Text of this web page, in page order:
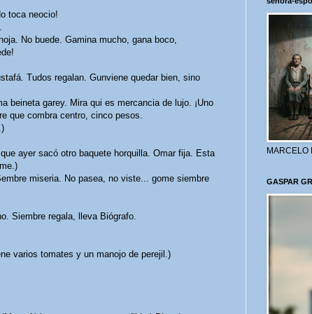
toca neocio!
No buede. Gamina mucho, gana boco,
Tudos regalan. Gunviene quedar bien, sino
beineta garey. Mira qui es mercancia de lujo. ¡Uno
que combra centro, cinco pesos.
ayer sacó otro baquete horquilla. Omar fija. Esta
miseria. No pasea, no viste... gome siembre
Siembre regala, lleva Biógrafo.
varios tomates y un manojo de perejil.)
MARCELO
GASPAR